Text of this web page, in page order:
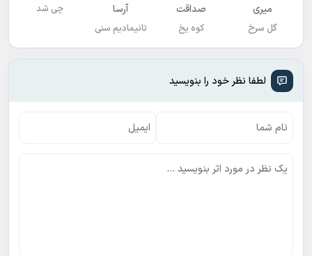
میری
گل سرخ
صداقت
کوه یخ
آرسا
تانیمادیم سنی
چی شد
لطفا نظر خود را بنویسید